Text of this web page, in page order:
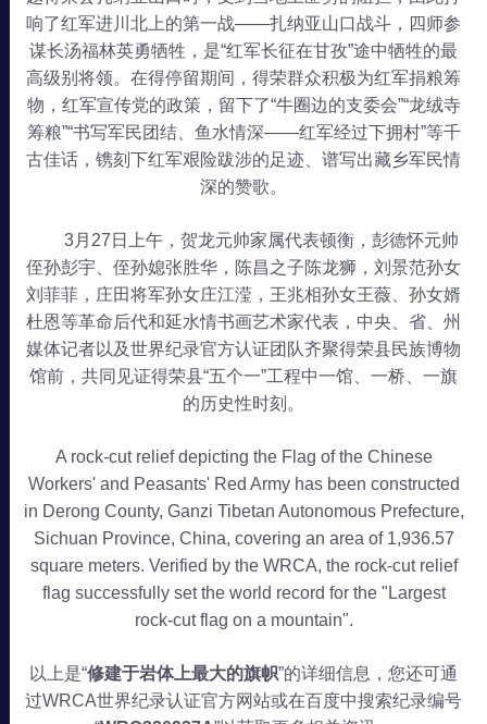
响了红军进川北上的第一战——扎纳亚山口战斗，四师参
谋长汤福林英勇牺牲，是“红军长征在甘孜”途中牺牲的最
高级别将领。在得停留期间，得荣群众积极为红军捐粮筹
物，红军宣传党的政策，留下了“牛圈边的支委会”“龙绒寺
筹粮”“书写军民团结、鱼水情深——红军经过下拥村”等千
古佳话，镌刻下红军艰险跋涉的足迹、谱写出藏乡军民情
深的赞歌。
3月27日上午，贺龙元帅家属代表顿衡，彭德怀元帅
侄孙彭宇、侄孙媳张胜华，陈昌之子陈龙狮，刘景范孙女
刘菲菲，庄田将军孙女庄江滢，王兆相孙女王薇、孙女婿
杜恩等革命后代和延水情书画艺术家代表，中央、省、州
媒体记者以及世界纪录官方认证团队齐聚得荣县民族博物
馆前，共同见证得荣县“五个一”工程中一馆、一桥、一旗
的历史性时刻。
A rock-cut relief depicting the Flag of the Chinese
Workers' and Peasants' Red Army has been constructed
in Derong County, Ganzi Tibetan Autonomous Prefecture,
Sichuan Province, China, covering an area of 1,936.57
square meters. Verified by the WRCA, the rock-cut relief
flag successfully set the world record for the "Largest
rock-cut flag on a mountain".
以上是“修建于岩体上最大的旗帜”的详细信息，您还可通
过WRCA世界纪录认证官方网站或在百度中搜索纪录编号